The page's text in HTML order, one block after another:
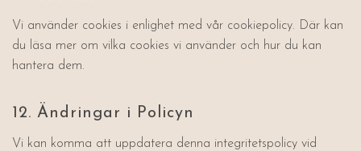
Vi använder cookies i enlighet med vår cookiepolicy. Där kan
du läsa mer om vilka cookies vi använder och hur du kan
hantera dem.
12. Ändringar i Policyn
Vi kan komma att uppdatera denna integritetspolicy vid